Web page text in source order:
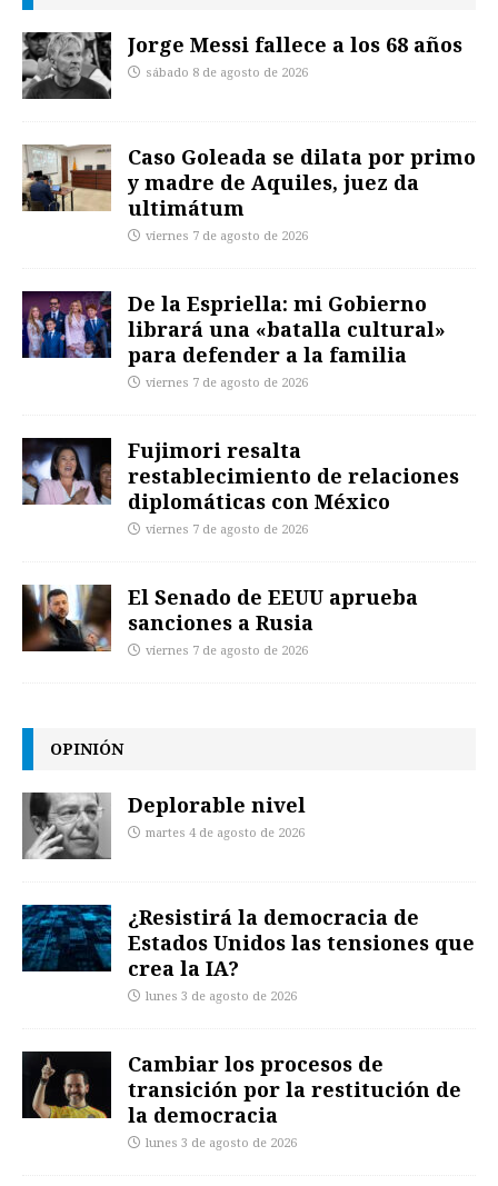
Jorge Messi fallece a los 68 años
sábado 8 de agosto de 2026
Caso Goleada se dilata por primo
y madre de Aquiles, juez da
ultimátum
viernes 7 de agosto de 2026
De la Espriella: mi Gobierno
librará una «batalla cultural»
para defender a la familia
viernes 7 de agosto de 2026
Fujimori resalta
restablecimiento de relaciones
diplomáticas con México
viernes 7 de agosto de 2026
El Senado de EEUU aprueba
sanciones a Rusia
viernes 7 de agosto de 2026
OPINIÓN
Deplorable nivel
martes 4 de agosto de 2026
¿Resistirá la democracia de
Estados Unidos las tensiones que
crea la IA?
lunes 3 de agosto de 2026
Cambiar los procesos de
transición por la restitución de
la democracia
lunes 3 de agosto de 2026